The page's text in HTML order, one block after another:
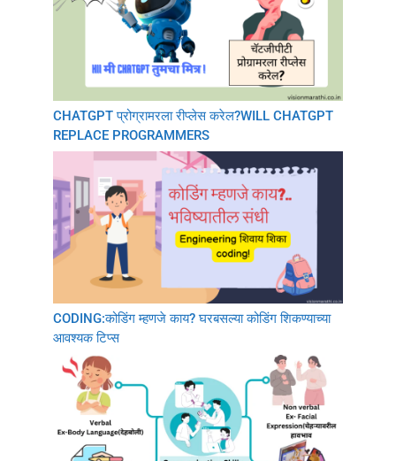
CHATGPT प्रोग्रामरला रीप्लेस करेल?WILL CHATGPT
REPLACE PROGRAMMERS
CODING:कोडिंग म्हणजे काय? घरबसल्या कोडिंग शिकण्याच्या
आवश्यक टिप्स